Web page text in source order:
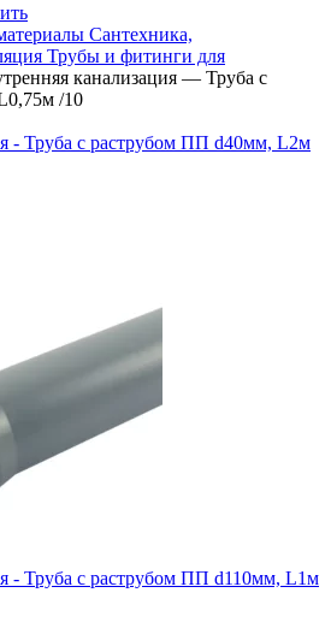
Сантехника,
Трубы и фитинги для
канализация — Труба с
/10
- Труба с раструбом ПП d40мм, L2м
- Труба с раструбом ПП d110мм, L1м